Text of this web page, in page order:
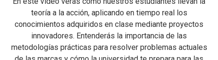
teoría a la acción, aplicando en tiempo real los
conocimientos adquiridos en clase mediante proyectos
innovadores. Entenderás la importancia de las
metodologías prácticas para resolver problemas actuales